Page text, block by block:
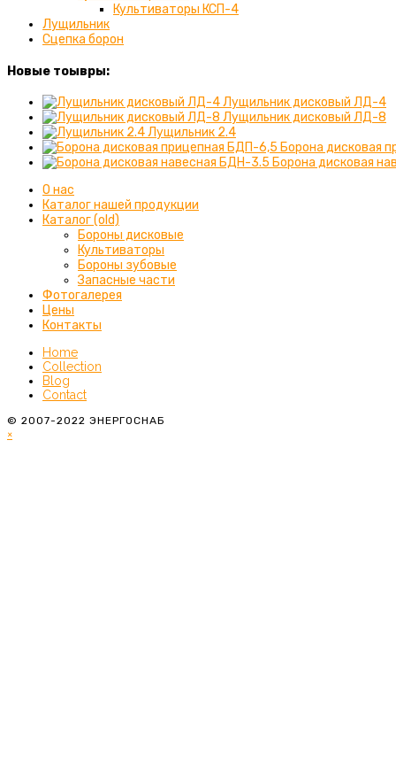
Культиваторы КСП-4
Лущильник
Сцепка борон
Новые тоывры:
Лущильник дисковый ЛД-4
Лущильник дисковый ЛД-8
Лущильник 2.4
Борона дисковая
Борона дисковая
О нас
Каталог нашей продукции
Каталог (old)
Бороны дисковые
Культиваторы
Бороны зубовые
Запасные части
Фотогалерея
Цены
Контакты
Home
Collection
Blog
Contact
© 2007-2022 ЭНЕРГОСНАБ
×